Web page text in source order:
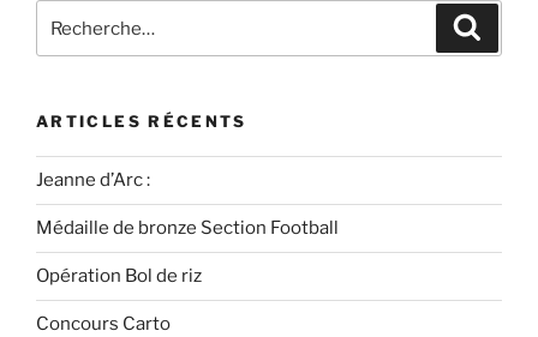
ARTICLES RÉCENTS
Jeanne d’Arc :
Médaille de bronze Section Football
Opération Bol de riz
Concours Carto